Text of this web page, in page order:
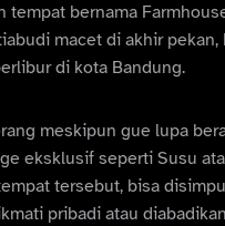
bernama
macet di akhir
di kota Bandung.
meskipun gue lupa
eksklusif seperti Susu
tersebut, bisa
pribadi atau